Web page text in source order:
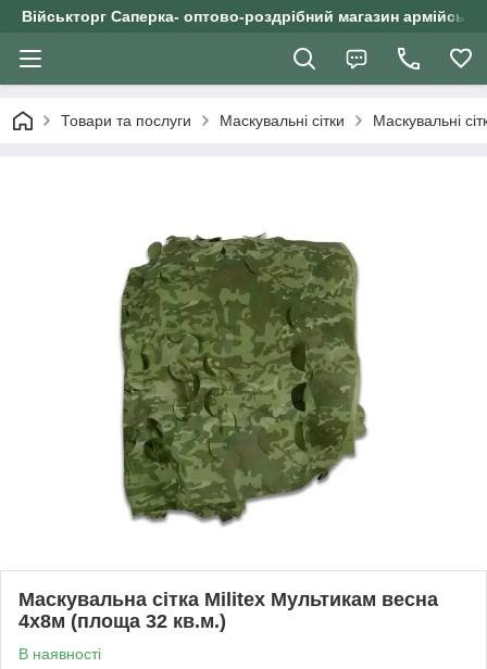
Військторг Саперка- оптово-роздрібний магазин
Товари та послуги Маскувальні сітки Маскувальні
Маскувальна сітка Militex Мультикам весна
4х8м (площа 32 кв.м.)
В наявності